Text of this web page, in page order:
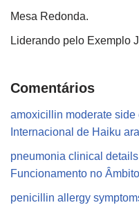
Mesa Redonda.
Liderando pelo Exemplo
Comentários
amoxicillin moderate side
Internacional de Haiku
pneumonia clinical details
Funcionamento no
penicillin allergy